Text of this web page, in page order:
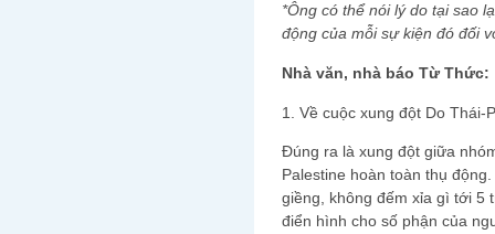
*Ông có thể nói lý do tại sao
động của mỗi sự kiện đó đối
Nhà văn, nhà báo Từ Thức:
1. Về cuộc xung đột Do Thái-
Đúng ra là xung đột giữa
Palestine hoàn toàn thụ
giềng, không đếm xỉa gì tới 5
điển hình cho số phận của